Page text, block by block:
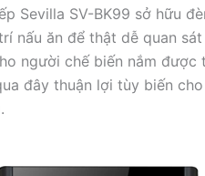
Sevilla SV-BK99 sở hữu
nấu ăn để thật dễ quan
người chế biến nắm
đây thuận lợi tùy biến